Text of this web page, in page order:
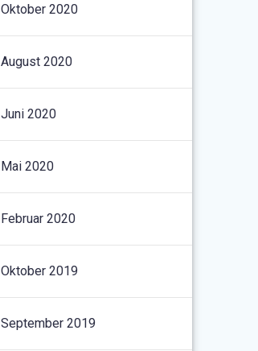
Oktober 2020
August 2020
Juni 2020
Mai 2020
Februar 2020
Oktober 2019
September 2019